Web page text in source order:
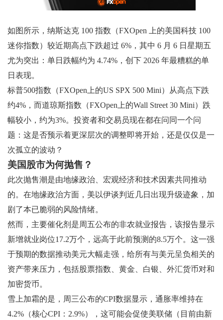
如图所示，纳斯达克 100 指数（FXOpen 上的美国科技 100
迷你指数）较近期高点下跌超过 6%，其中 6 月 6 日星期五
尤为突出：单日跌幅约为 4.74%，创下 2026 年最糟糕的单
日表现。
标普500指数（FXOpen上的US SPX 500 Mini）从高点下跌
约4%，而道琼斯指数（FXOpen上的Wall Street 30 Mini）跌
幅较小，约为3%。投资者和交易员现在都在问同一个问
题：这是否预示着更深层次的调整即将开始，还是仅仅是一
次孤立的波动？
美国股市为何抛售？
此次抛售潮是由地缘政治、宏观经济和技术因素共同推动
的。在地缘政治方面，美以伊谈判近几日出现升级迹象，加
剧了本已脆弱的风险情绪。
然而，主要催化剂是周五公布的非农就业报告，该报告显示
新增就业岗位17.2万个，远高于此前预测的8.5万个。这一强
于预期的数据推动美元大幅走强，给所有与美元呈负相关的
资产带来压力，包括股票指数、黄金、白银、外汇货币对和
加密货币。
雪上加霜的是，周三公布的CPI数据显示，通胀率维持在
4.2%（核心CPI：2.9%），这可能会促使美联储（目前由新